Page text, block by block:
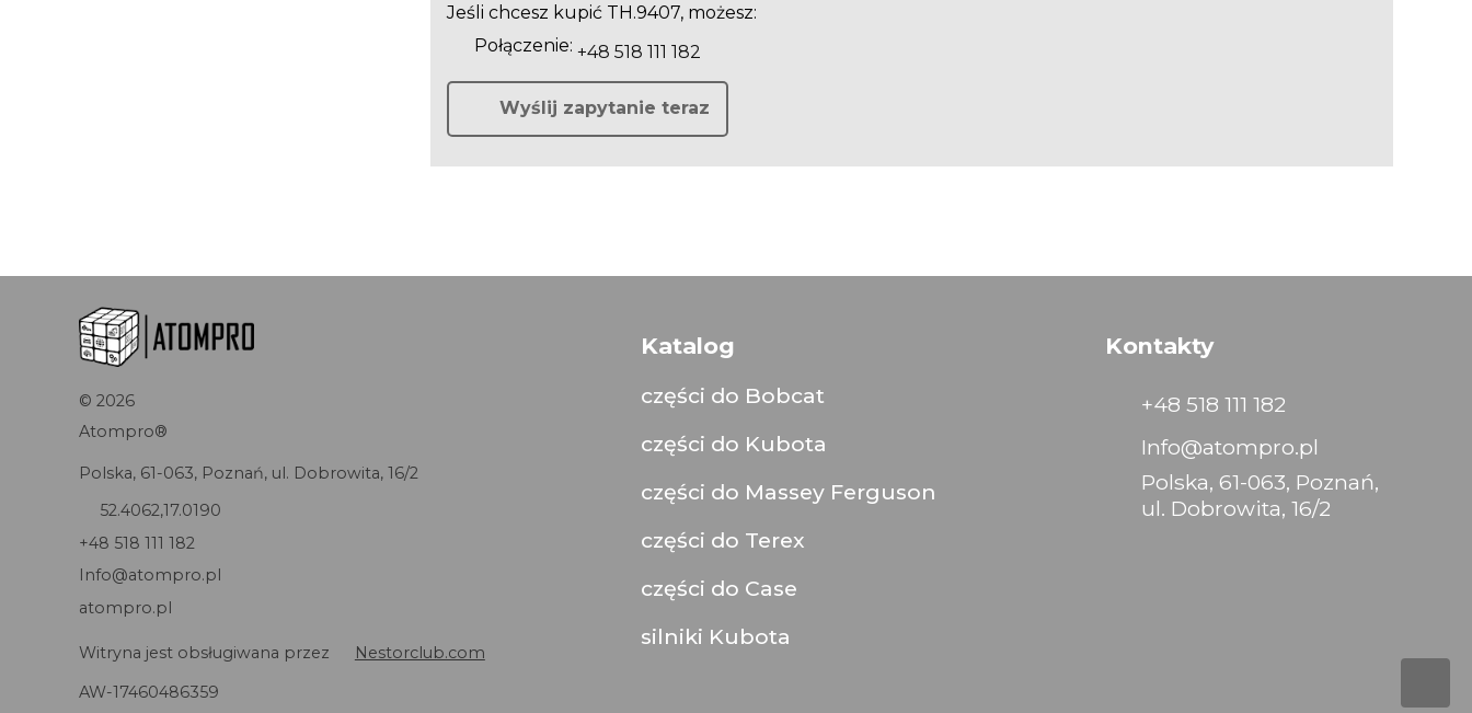
Jeśli chcesz kupić TH.9407, możesz:
Połączenie: +48 518 111 182
Wyślij zapytanie teraz
© 2026
Atompro®
Polska, 61-063, Poznań, ul. Dobrowita, 16/2
52.4062,17.0190
+48 518 111 182
Info@atompro.pl
atompro.pl
Witryna jest obsługiwana przez
Nestorclub.com
AW-17460486359
Katalog
części do Bobcat
części do Kubota
części do Massey Ferguson
części do Terex
części do Case
silniki Kubota
Kontakty
+48 518 111 182
Info@atompro.pl
Polska, 61-063, Poznań,
ul. Dobrowita, 16/2